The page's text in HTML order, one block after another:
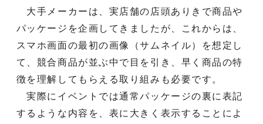
大手メーカーは、実店舗の店頭ありきで商品や
パッケージを企画してきましたが、これからは、
スマホ画面の最初の画像（サムネイル）を想定し
て、競合商品が並ぶ中で目を引き、早く商品の特
徴を理解してもらえる取り組みも必要です。
実際にイベントでは通常パッケージの裏に表記
するような内容を、表に大きく表示することによ